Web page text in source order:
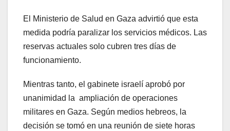
El Ministerio de Salud en Gaza advirtió que esta
medida podría paralizar los servicios médicos. Las
reservas actuales solo cubren tres días de
funcionamiento.
Mientras tanto, el gabinete israelí aprobó por
unanimidad la ampliación de operaciones
militares en Gaza. Según medios hebreos, la
decisión se tomó en una reunión de siete horas